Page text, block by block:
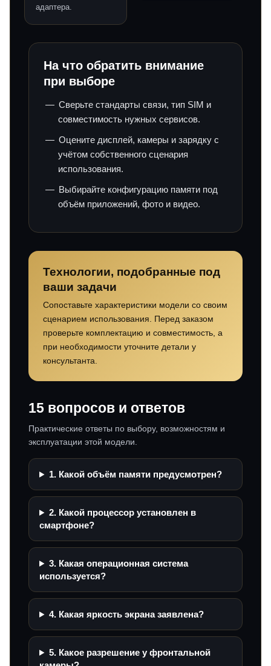
адаптера.
На что обратить внимание
при выборе
Сверьте стандарты связи, тип SIM и
совместимость нужных сервисов.
Оцените дисплей, камеры и зарядку с
учётом собственного сценария
использования.
Выбирайте конфигурацию памяти под
объём приложений, фото и видео.
Технологии, подобранные под
ваши задачи
Сопоставьте характеристики модели со своим
сценарием использования. Перед заказом
проверьте комплектацию и совместимость, а
при необходимости уточните детали у
консультанта.
15 вопросов и ответов
Практические ответы по выбору, возможностям и
эксплуатации этой модели.
1. Какой объём памяти предусмотрен?
2. Какой процессор установлен в
смартфоне?
3. Какая операционная система
используется?
4. Какая яркость экрана заявлена?
5. Какое разрешение у фронтальной